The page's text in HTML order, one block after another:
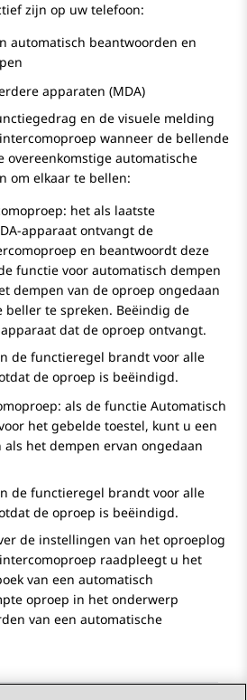
zijn op uw telefoon:
automatisch beantwoorden en
apparaten (MDA)
en de visuele melding
wanneer de bellende
overeenkomstige automatische
om elkaar te bellen:
het als laatste
apparaat ontvangt de
en beantwoordt deze
functie voor automatisch dempen
dempen van de oproep ongedaan
beller te spreken. Beëindig de
dat de oproep ontvangt.
de functieregel brandt voor alle
de oproep is beëindigd.
als de functie Automatisch
het gebelde toestel, kunt u een
het dempen ervan ongedaan
de functieregel brandt voor alle
de oproep is beëindigd.
de instellingen van het oproeplog
raadpleegt u het
van een automatisch
oproep in het onderwerp
van een automatische